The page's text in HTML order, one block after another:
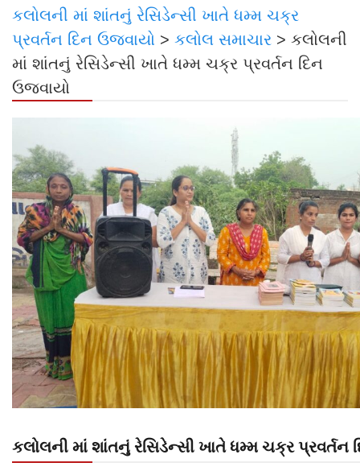
કલોલની માં શાંતનું રેસિડેન્સી ખાતે ધમ્મ ચક્ર
પ્રવર્તન દિન ઉજવાયો > કલોલ સમાચાર > કલોલની
માં શાંતનું રેસિડેન્સી ખાતે ધમ્મ ચક્ર પ્રવર્તન દિન
ઉજવાયો
કલોલની માં શાંતનું રેસિડેન્સી ખાતે ધમ્મ ચક્ર પ્રવર્તન